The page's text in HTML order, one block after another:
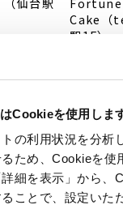
Cookieを使用しま
の利用状況を分析
ため、Cookieを使
細を表示」から、
ことで、設定いた
Cake（
駅1F）